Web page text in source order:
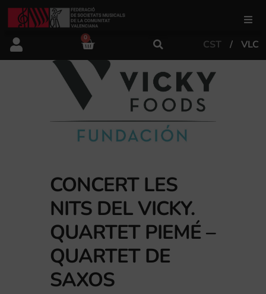
FSMCV
Àrea de gestió
Àrea educativa
Actualitat
0
CST VLC
CONCERT LES
NITS DEL VICKY.
QUARTET PIEMÉ –
QUARTET DE
SAXOS